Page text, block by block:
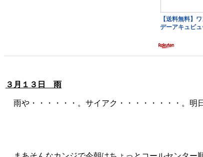
３月１３日 雨
雨や・・・・・・。サイアク・・・・・・・・。明